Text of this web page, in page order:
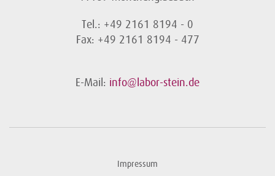
Tel.: +49 2161 8194 - 0
Fax: +49 2161 8194 - 477
E-Mail: info@labor-stein.de
Impressum